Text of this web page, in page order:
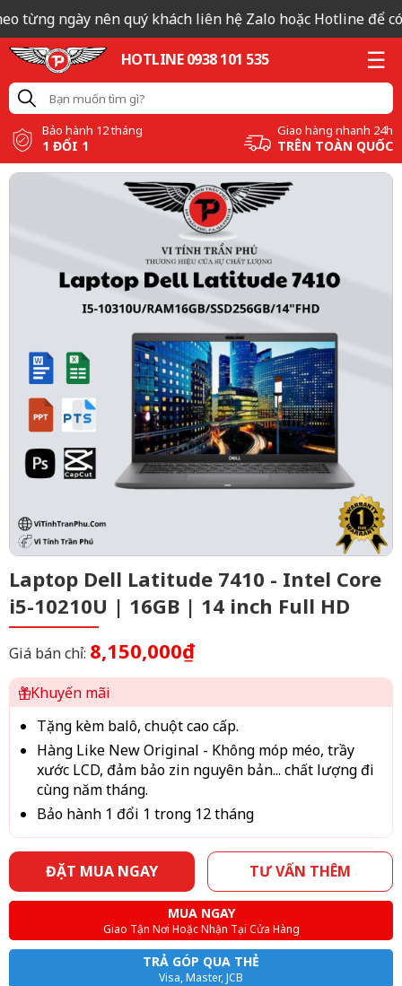
từng ngày nên quý khách liên hệ Zalo hoặc Hotline để có
HOTLINE 0938 101 535
Bảo hành 12 tháng
1 ĐỔI 1
Giao hàng nhanh 24h
TRÊN TOÀN QUỐC
Laptop Dell Latitude 7410 - Intel Core
i5-10210U | 16GB | 14 inch Full HD
Giá bán chỉ: 8,150,000₫
Khuyến mãi
Tặng kèm balô, chuột cao cấp.
Hàng Like New Original - Không móp méo, trầy
xước LCD, đảm bảo zin nguyên bản... chất lượng đi
cùng năm tháng.
Bảo hành 1 đổi 1 trong 12 tháng
ĐẶT MUA NGAY TƯ VẤN THÊM
MUA NGAY
Giao Tận Nơi Hoặc Nhận Tại Cửa Hàng
TRẢ GÓP QUA THẺ
Visa, Master, JCB